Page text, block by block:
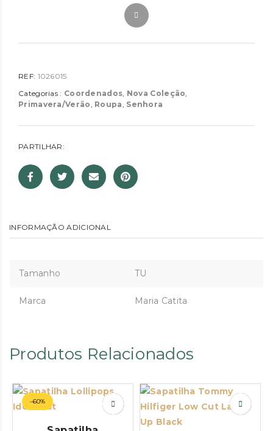
REF: 1026015
Categorias : Coordenados, Nova Coleção,
Primavera/Verão, Roupa, Senhora
PARTILHAR:
INFORMAÇÃO ADICIONAL
Tamanho TU
Marca Maria Catita
Produtos Relacionados
–60%